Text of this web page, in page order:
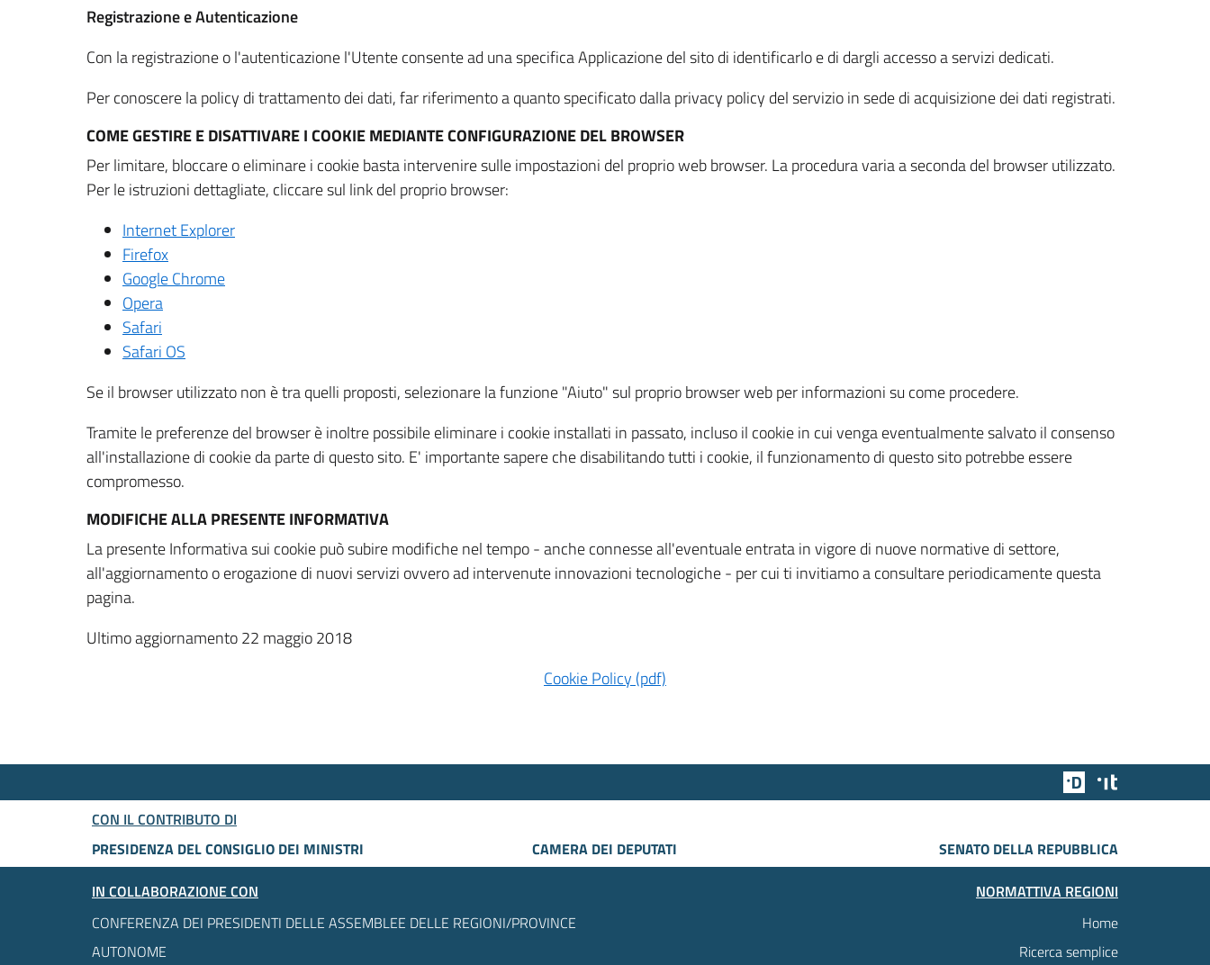
Registrazione e Autenticazione
Con la registrazione o l'autenticazione l'Utente consente ad una specifica Applicazione del sito di identificarlo e di dargli accesso a servizi dedicati.
Per conoscere la policy di trattamento dei dati, far riferimento a quanto specificato dalla privacy policy del servizio in sede di acquisizione dei dati registrati.
COME GESTIRE E DISATTIVARE I COOKIE MEDIANTE CONFIGURAZIONE DEL BROWSER
Per limitare, bloccare o eliminare i cookie basta intervenire sulle impostazioni del proprio web browser. La procedura varia a seconda del browser utilizzato.
Per le istruzioni dettagliate, cliccare sul link del proprio browser:
Internet Explorer
Firefox
Google Chrome
Opera
Safari
Safari OS
Se il browser utilizzato non è tra quelli proposti, selezionare la funzione "Aiuto" sul proprio browser web per informazioni su come procedere.
Tramite le preferenze del browser è inoltre possibile eliminare i cookie installati in passato, incluso il cookie in cui venga eventualmente salvato il consenso
all'installazione di cookie da parte di questo sito. E' importante sapere che disabilitando tutti i cookie, il funzionamento di questo sito potrebbe essere
compromesso.
MODIFICHE ALLA PRESENTE INFORMATIVA
La presente Informativa sui cookie può subire modifiche nel tempo - anche connesse all'eventuale entrata in vigore di nuove normative di settore,
all'aggiornamento o erogazione di nuovi servizi ovvero ad intervenute innovazioni tecnologiche - per cui ti invitiamo a consultare periodicamente questa
pagina.
Ultimo aggiornamento 22 maggio 2018
Cookie Policy (pdf)
Team Digitale
CON IL CONTRIBUTO DI
PRESIDENZA DEL CONSIGLIO DEI MINISTRI
CAMERA DEI DEPUTATI
SENATO DELLA REPUBBLICA
IN COLLABORAZIONE CON
CONFERENZA DEI PRESIDENTI DELLE ASSEMBLEE DELLE REGIONI/PROVINCE
AUTONOME
NORMATTIVA REGIONI
Home
Ricerca semplice